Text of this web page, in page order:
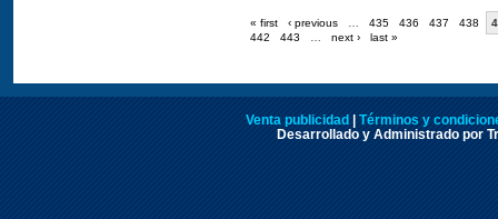
« first ‹ previous … 435 436 437 438
442
443 … next › last »
Venta publicidad
Términos y
Desarrollado y Administrado por